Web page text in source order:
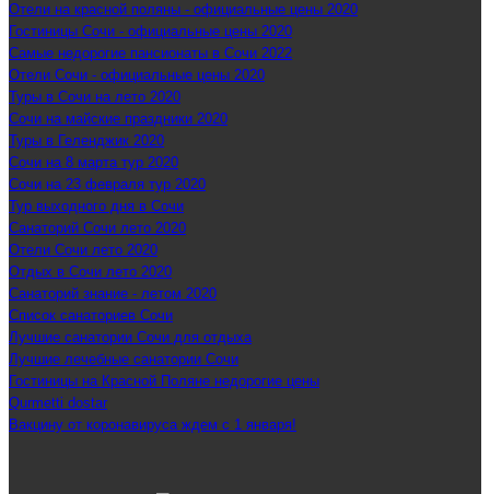
Отели на красной поляны - официальные цены 2020
Гостиницы Сочи - официальные цены 2020
Самые недорогие пансионаты в Сочи 2022
Отели Сочи - официальные цены 2020
Туры в Сочи на лето 2020
Сочи на майские праздники 2020
Туры в Геленджик 2020
Сочи на 8 марта тур 2020
Сочи на 23 февраля тур 2020
Тур выходного дня в Сочи
Санаторий Сочи лето 2020
Отели Сочи лето 2020
Отдых в Сочи лето 2020
Санаторий знание - летом 2020
Список санаториев Сочи
Лучшие санатории Сочи для отдыха
Лучшие лечебные санатории Сочи
Гостиницы на Красной Поляне недорогие цены
Qurmetti dostar
Вакцину от коронавируса ждем с 1 января!